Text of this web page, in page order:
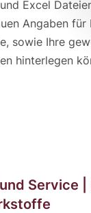
Excel
Angaben für
sowie Ihre
hinterlegen
Service